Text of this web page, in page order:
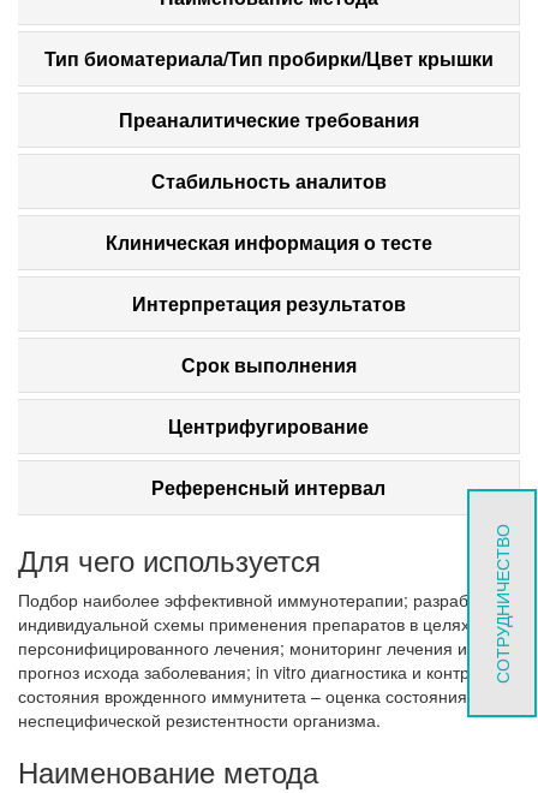
Тип биоматериала/Тип пробирки/Цвет крышки
Преаналитические требования
Стабильность аналитов
Клиническая информация о тесте
Интерпретация результатов
Срок выполнения
Центрифугирование
Референсный интервал
Для чего используется
Подбор наиболее эффективной иммунотерапии; разработка
индивидуальной схемы применения препаратов в целях
персонифицированного лечения; мониторинг лечения и
прогноз исхода заболевания; in vitro диагностика и контроль
состояния врожденного иммунитета – оценка состояния
неспецифической резистентности организма.
Наименование метода
СОТРУДНИЧЕСТВО